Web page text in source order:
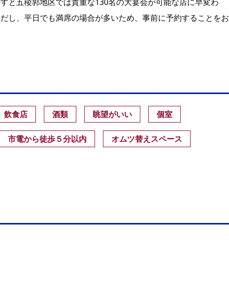
し、平日でも満席の場合が多いため、事前に予約することをお
飲食店 酒類 眺望がいい 個室
市電から徒歩５分以内 オムツ替えスペース